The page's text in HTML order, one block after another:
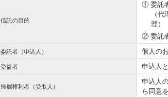
信託の目的
① 委託
（
理）
② 委託
委託者（申込人） 個人の
受益者 申込人
帰属権利者（受取人）
申込人
ら同意